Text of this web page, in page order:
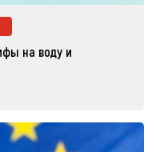
на воду и